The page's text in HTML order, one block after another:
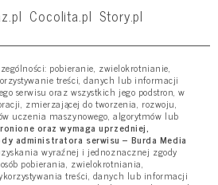
Cocolita.pl Story.pl
pobieranie, zwielokrotnianie,
treści, danych lub informacji
serwisu oraz wszystkich jego podstron, w
zmierzającej do tworzenia, rozwoju,
uczenia maszynowego, algorytmów lub
oraz wymaga uprzedniej,
administratora serwisu – Burda Media
wyraźnej i jednoznacznej zgody
pobierania, zwielokrotniania,
treści, danych lub informacji